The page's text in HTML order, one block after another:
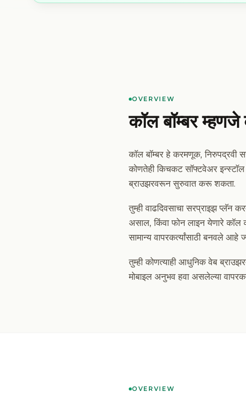
OVERVIEW
कॉल बॉम्बर
कॉल बॉम्बर हे करमणूक, निरुपद्रवी
कोणतेही किचकट सॉफ्टवेअर
ब्राउझरवरून सुरुवात करू शकता.
तुम्ही वाढदिवसाचा सरप्राइझ
असाल, किंवा फोन लाइन येणारे कॉल
सामान्य वापरकर्त्यांसाठी बनवले
तुम्ही कोणत्याही आधुनिक वेब
मोबाइल अनुभव हवा असलेल्या
OVERVIEW